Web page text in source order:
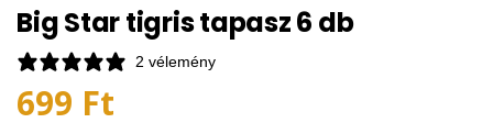
Big Star tigris tapasz 6 db
2 vélemény
699 Ft